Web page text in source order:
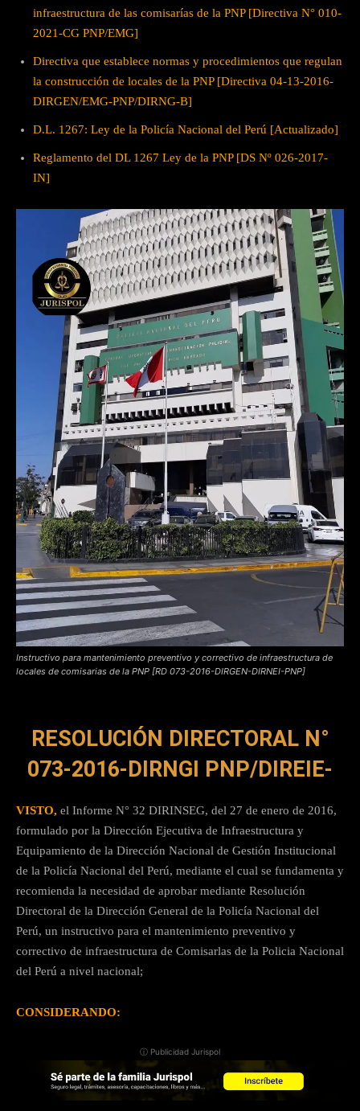
infraestructura de las comisarías de la PNP [Directiva N° 010-
2021-CG PNP/EMG]
Directiva que establece normas y procedimientos que regulan
la construcción de locales de la PNP [Directiva 04-13-2016-
DIRGEN/EMG-PNP/DIRNG-B]
D.L. 1267: Ley de la Policía Nacional del Perú [Actualizado]
Reglamento del DL 1267 Ley de la PNP [DS Nº 026-2017-
IN]
Instructivo para mantenimiento preventivo y correctivo de infraestructura de
locales de comisarias de la PNP [RD 073-2016-DIRGEN-DIRNEI-PNP]
RESOLUCIÓN DIRECTORAL N°
073-2016-DIRNGI PNP/DIREIE-
VISTO, el Informe N° 32 DIRINSEG, del 27 de enero de 2016,
formulado por la Dirección Ejecutiva de Infraestructura y
Equipamiento de la Dirección Nacional de Gestión Institucional
de la Policía Nacional del Perú, mediante el cual se fundamenta y
recomienda la necesidad de aprobar mediante Resolución
Directoral de la Dirección General de la Policía Nacional del
Perú, un instructivo para el mantenimiento preventivo y
correctivo de infraestructura de Comisarlas de la Policia Nacional
del Perú a nivel nacional;
CONSIDERANDO:
ⓘ Publicidad Jurispol